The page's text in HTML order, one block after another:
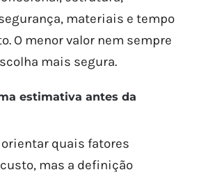
materiais e tempo
O menor valor nem sempre
mais segura.
estimativa antes da
quais fatores
mas a definição